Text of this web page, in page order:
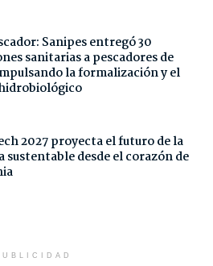
Sanipes entregó 30
sanitarias a pescadores de
la formalización y el
2027 proyecta el futuro de la
sustentable desde el corazón de